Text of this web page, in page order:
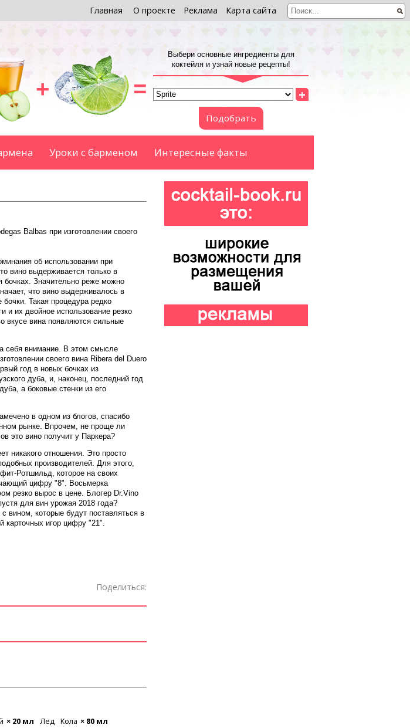
Главная О проекте Реклама Карта сайта
+ =
Выбери основные ингредиенты для
коктейля и узнай новые рецепты!
+
Подобрать
Уроки с барменом Интересные факты
Balbas при изготовлении своего
об использовании при
вино выдерживается только в
бочках. Значительно реже можно
что вино выдерживалось в
Такая процедура редко
и их двойное использование резко
вкусе вина появляются сильные
себя внимание. В этом смысле
своего вина Ribera del Duero
год в новых бочках из
дуба, и, наконец, последний год
а боковые стенки из его
в одном из блогов, спасибо
рынке. Впрочем, не проще ли
это вино получит у Паркера?
никакого отношения. Это просто
производителей. Для этого,
Ротшильд, которое на своих
цифру "8". Восьмерка
резко вырос в цене. Блогер Dr.Vino
для вин урожая 2018 года?
вином, которые будут поставляться в
карточных игор цифру "21".
Поделиться:
× 20 мл Лед Кола × 80 мл